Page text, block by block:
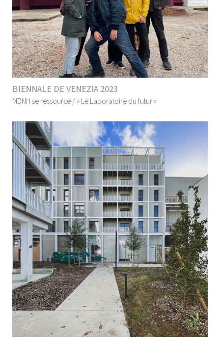
BIENNALE DE VENEZIA 2023
MDNH se ressource / « Le Laboratoire du futur »